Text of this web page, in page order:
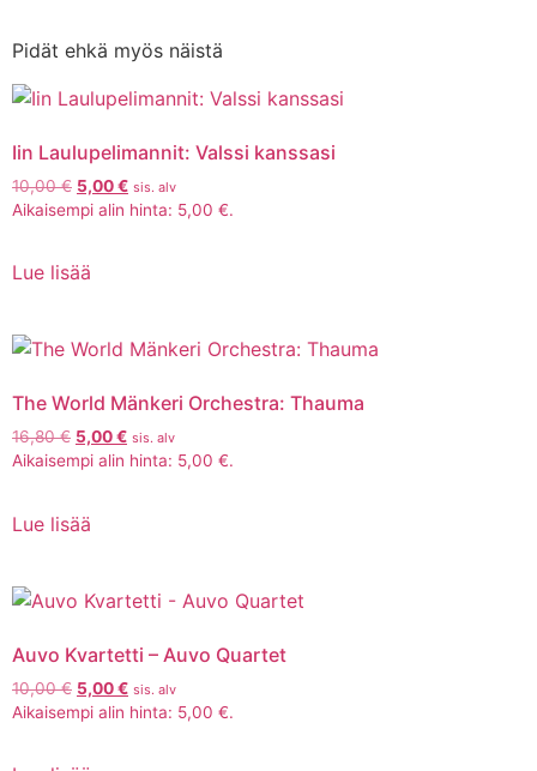
Pidät ehkä myös näistä
Iin Laulupelimannit: Valssi kanssasi
10,00€ 5,00€ sis. alv
Aikaisempi alin hinta: 5,00 €.
Lue lisää
The World Mänkeri Orchestra: Thauma
16,80€ 5,00€ sis. alv
Aikaisempi alin hinta: 5,00 €.
Lue lisää
Auvo Kvartetti – Auvo Quartet
10,00€ 5,00€ sis. alv
Aikaisempi alin hinta: 5,00 €.